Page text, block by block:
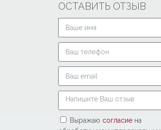
ОСТАВИТЬ ОТЗЫВ
Выражаю согласие на